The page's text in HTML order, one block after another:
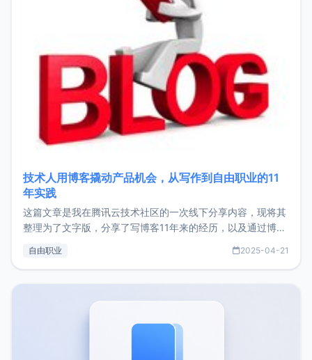
技术人用博客撬动产品机会，从写作到自由职业的11
年实践
这篇文章是我在腾讯云技术社区的一次线下分享内容，现将其
整理为了文字版，分享了写博客11年来的经历，以及通过博客
了我的首个产品ImgURL的真实数据和产品现状。自我介绍大
自由职业 2025-04-21